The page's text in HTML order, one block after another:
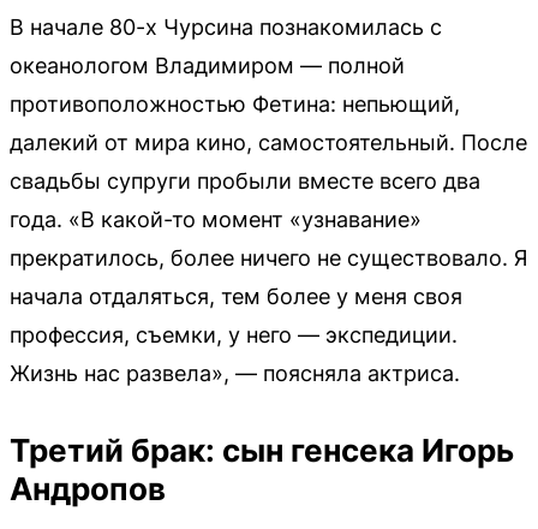
В начале 80-х Чурсина познакомилась с
океанологом Владимиром — полной
противоположностью Фетина: непьющий,
далекий от мира кино, самостоятельный. После
свадьбы супруги пробыли вместе всего два
года. «В какой-то момент «узнавание»
прекратилось, более ничего не существовало. Я
начала отдаляться, тем более у меня своя
профессия, съемки, у него — экспедиции.
Жизнь нас развела», — поясняла актриса.
Третий брак: сын генсека Игорь
Андропов